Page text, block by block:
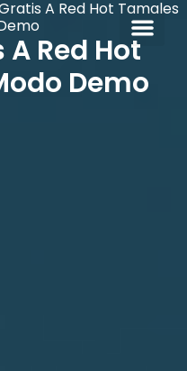
A Red Hot Tamales
Red Hot
Demo